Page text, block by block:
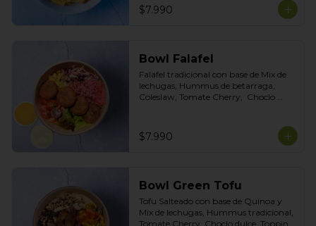
$7.990
Bowl Falafel
Falafel tradicional con base de Mix de
lechugas, Hummus de betarraga,
Coleslaw, Tomate Cherry,  Choclo
$7.990
Bowl Green Tofu
Tofu Salteado con base de Quinoa y
Mix de lechugas, Hummus tradicional,
Tomate Cherry, Choclo dulce, Topping